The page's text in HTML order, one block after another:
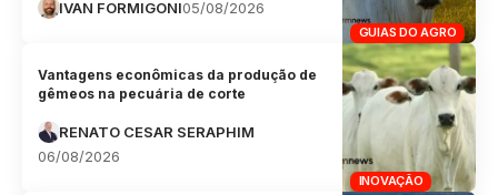
GUIAS DO AGRO
IVAN FORMIGONI05/08/2026
INOVAÇÃO
Vantagens econômicas da produção de
gêmeos na pecuária de corte
RENATO CESAR SERAPHIM
06/08/2026